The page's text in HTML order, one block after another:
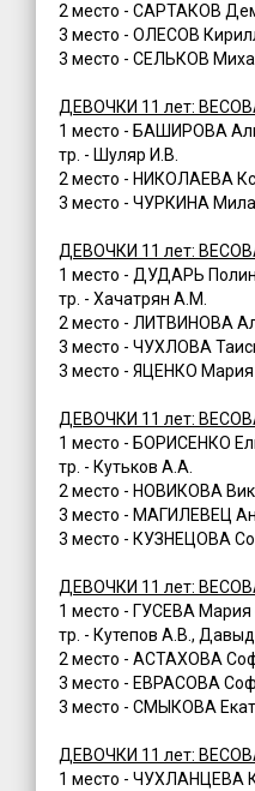
2 место - САРТАКОВ
3 место - ОЛЕСОВ
3 место - СЕЛЬКОВ
ДЕВОЧКИ 11 лет:
1 место - БАШИРОВА
тр. - Шуляр И.В.
2 место - НИКОЛАЕВА
3 место - ЧУРКИНА
ДЕВОЧКИ 11 лет:
1 место - ДУДАРЬ
тр. - Хачатрян А.М.
2 место - ЛИТВИНОВА
3 место - ЧУХЛОВА
3 место - ЯЦЕНКО
ДЕВОЧКИ 11 лет:
1 место - БОРИСЕНКО
тр. - Кутьков А.А.
2 место - НОВИКОВА
3 место - МАГИЛЕВЕЦ
3 место - КУЗНЕЦОВА
ДЕВОЧКИ 11 лет:
1 место - ГУСЕВА
тр. - Кутепов А.В.,
2 место - АСТАХОВА
3 место - ЕВРАСОВА
3 место - СМЫКОВА
ДЕВОЧКИ 11 лет:
1 место - ЧУХЛАНЦЕВА